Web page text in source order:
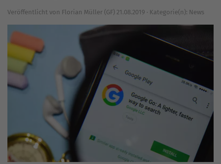
Veröffentlicht von Florian Müller (GF) 21.08.2019 · Kategorie(n): News